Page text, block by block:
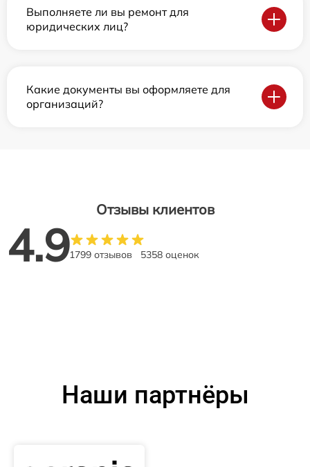
Выполняете ли вы ремонт для
юридических лиц?
Какие документы вы оформляете для
организаций?
Отзывы клиентов
4.91799 отзывов 5358 оценок
Наши партнёры